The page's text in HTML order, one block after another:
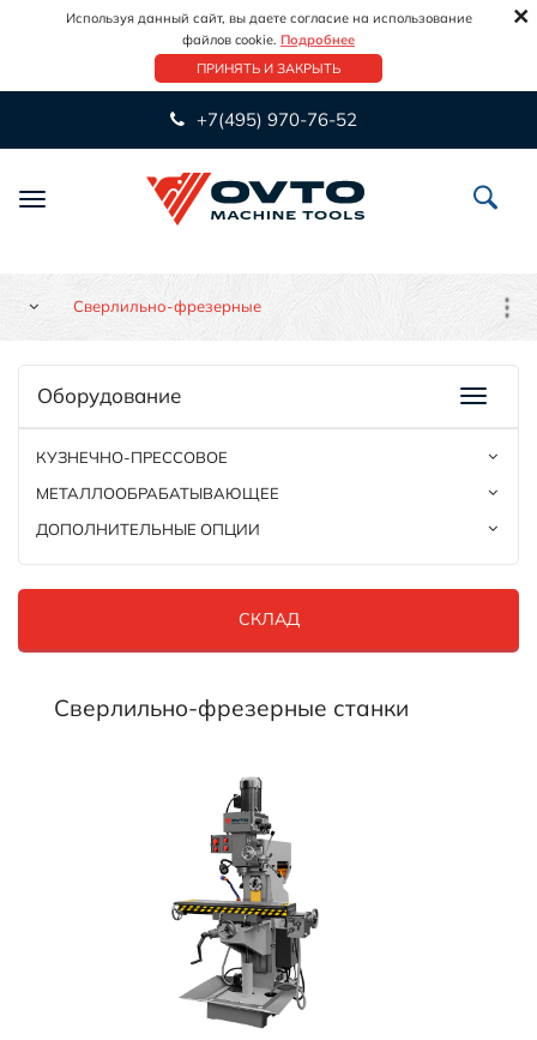
Используя данный сайт, вы даете согласие на использование
файлов cookie. Подробнее
ПРИНЯТЬ И ЗАКРЫТЬ
×
+7(495) 970-76-52
Переключить
Сверлильно-фрезерные
Оборудование
КУЗНЕЧНО-ПРЕССОВОЕ
МЕТАЛЛООБРАБАТЫВАЮЩЕЕ
ДОПОЛНИТЕЛЬНЫЕ ОПЦИИ
СКЛАД
Сверлильно-фрезерные станки